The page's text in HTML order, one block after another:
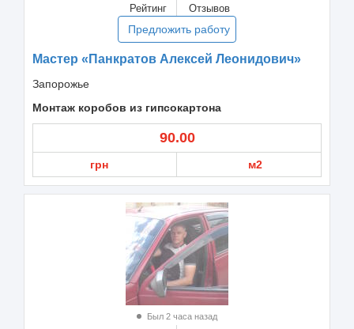
Рейтинг Отзывов
Предложить работу
Мастер «Панкратов Алексей Леонидович»
Запорожье
Монтаж коробов из гипсокартона
90.00
грн м2
Был 2 часа назад